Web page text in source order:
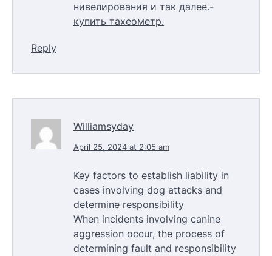
нивелирования и так далее.-
купить тахеометр.
Reply
Williamsyday
April 25, 2024 at 2:05 am
Key factors to establish liability in
cases involving dog attacks and
determine responsibility
When incidents involving canine
aggression occur, the process of
determining fault and responsibility